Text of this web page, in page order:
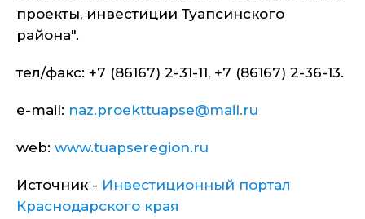
проекты, инвестиции Туапсинского
района".
тел/факс: +7 (86167) 2-31-11, +7 (86167) 2-36-13.
e-mail: naz.proekttuapse@mail.ru
web: www.tuapseregion.ru
Источник - Инвестиционный портал
Краснодарского края